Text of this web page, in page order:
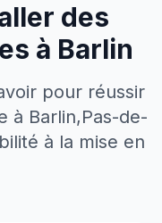
des
à Barlin
pour réussir
à Barlin,Pas-de-
à la mise en